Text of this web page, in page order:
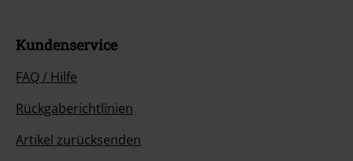
Kundenservice
FAQ / Hilfe
Rückgaberichtlinien
Artikel zurücksenden